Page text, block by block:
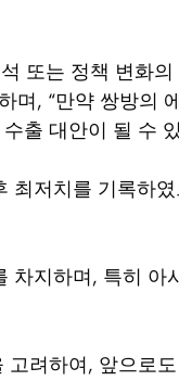
또는 정책 변화
며, “만약 쌍방의
출 대안이 될 수
저치를 기록하
차지하며, 특히 아
려하여, 앞으로